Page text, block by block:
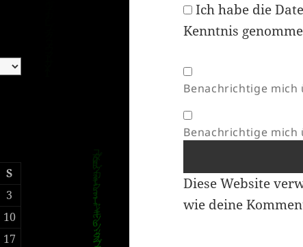
S
3
10
17
Ich habe die
Kenntnis
Benachrichtige mich
Benachrichtige mich
Diese Website
wie deine